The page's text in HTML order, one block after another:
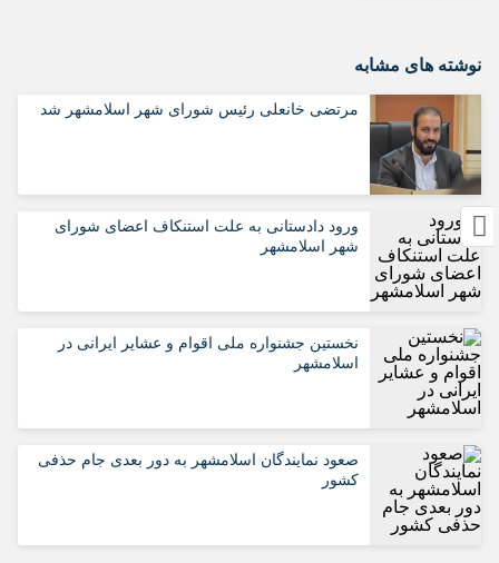
نوشته های مشابه
مرتضی خانعلی رئیس شورای شهر اسلامشهر شد
ورود دادستانی به علت استنکاف اعضای شورای
شهر اسلامشهر
نخستین جشنواره ملی اقوام و عشایر ایرانی در
اسلامشهر
صعود نمایندگان اسلامشهر به دور بعدی جام حذفی
کشور